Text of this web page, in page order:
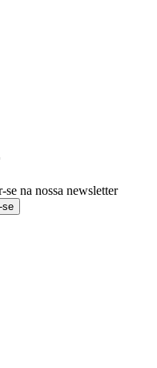
na nossa newsletter
se